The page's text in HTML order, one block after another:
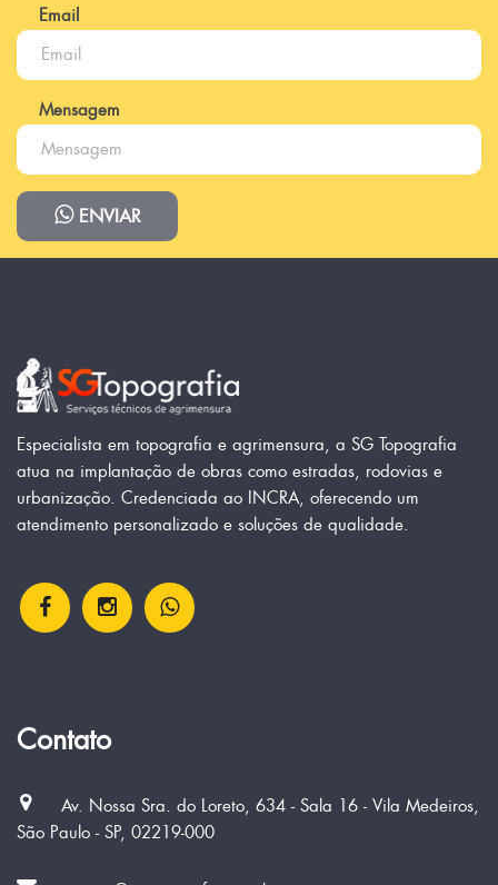
Email
Mensagem
ENVIAR
Especialista em topografia e agrimensura, a SG Topografia
atua na implantação de obras como estradas, rodovias e
urbanização. Credenciada ao INCRA, oferecendo um
atendimento personalizado e soluções de qualidade.
Contato
Av. Nossa Sra. do Loreto, 634 - Sala 16 - Vila Medeiros,
São Paulo - SP, 02219-000